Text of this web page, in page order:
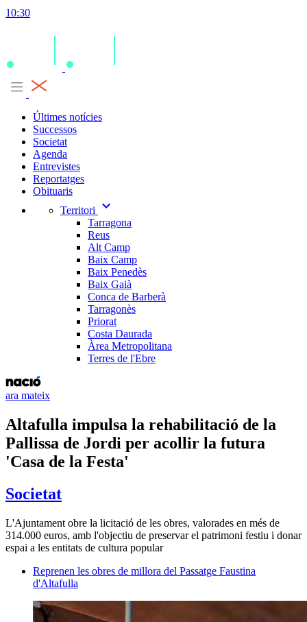
10:30
Últimes notícies
Successos
Societat
Agenda
Entrevistes
Reportatges
Obituaris
Territori
expand_more
Tarragona
Reus
Alt Camp
Baix Camp
Baix Penedès
Baix Gaià
Conca de Barberà
Tarragonès
Priorat
Costa Daurada
Àrea Metropolitana
Terres de l'Ebre
ara mateix
Altafulla impulsa la rehabilitació de la
Pallissa de Jordi per acollir la futura
'Casa de la Festa'
Societat
L'Ajuntament obre la licitació de les obres, valorades en més de
314.000 euros, amb l'objectiu de preservar el patrimoni festiu i donar
espai a les entitats de cultura popular
Reprenen les obres de millora del Passatge Faustina
d'Altafulla